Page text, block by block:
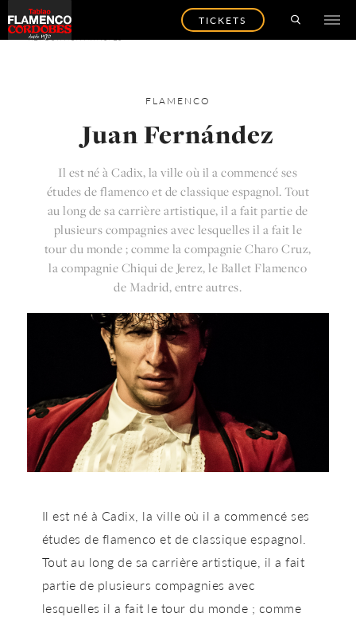
TICKETS
RETOUR AUX ARTISTES
FLAMENCO
Juan Fernández
Il est né à Cadix, la ville où il a commencé ses
études de flamenco et de classique espagnol. Tout
au long de sa carrière artistique, il a fait partie de
plusieurs compagnies avec lesquelles il a fait le
tour du monde ; comme la compagnie Charo Cruz,
la compagnie Chiqui de Jerez, le Ballet Flamenco
de Madrid, entre autres.
Il est né à Cadix, la ville où il a commencé ses
études de flamenco et de classique espagnol.
Tout au long de sa carrière artistique, il a fait
partie de plusieurs compagnies avec
lesquelles il a fait le tour du monde ; comme